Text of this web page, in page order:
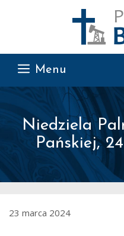
Menu
Niedziela
Pańskiej,
23 marca 2024